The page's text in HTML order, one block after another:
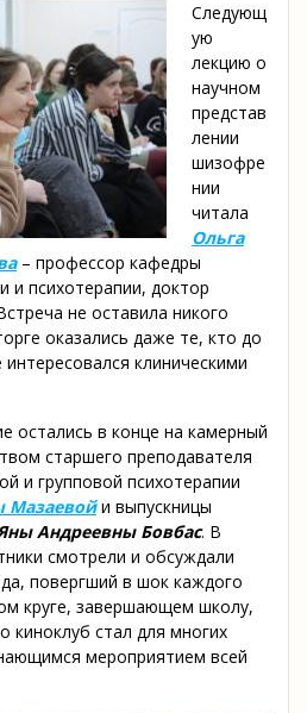
Следующ
ую
лекцию о
научном
представ
лении
шизофре
нии
читала
Ольга
– профессор кафедры
и психотерапии, доктор
не оставила никого
оказались даже те, кто до
клиническими
остались в конце на камерный
старшего преподавателя
и групповой психотерапии
Мазаевойи выпускницы
Андреевны Бовбас. В
смотрели и обсуждали
повергший в шок каждого
круге, завершающем школу,
киноклуб стал для многих
мероприятием всей